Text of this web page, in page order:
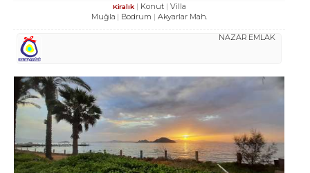
Kiralık Konut
Villa
Muğla
Bodrum Akyarlar Mah.
NAZAR EMLAK